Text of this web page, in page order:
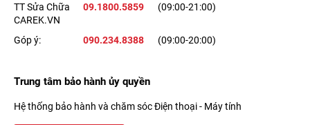
TT Sửa Chữa
CAREK.VN
09.1800.5859 (09:00-21:00)
Góp ý: 090.234.8388 (09:00-20:00)
Trung tâm bảo hành ủy quyền
Hệ thống bảo hành và chăm sóc Điện thoại - Máy tính